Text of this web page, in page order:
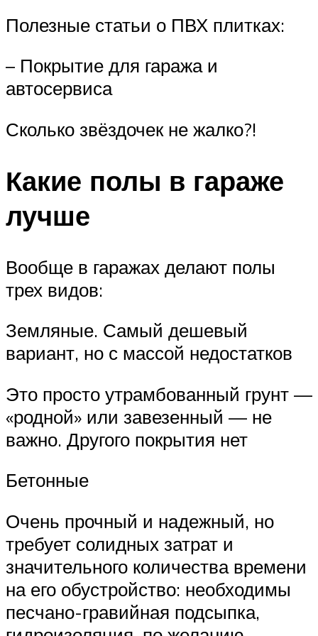
Полезные статьи о ПВХ плитках:
– Покрытие для гаража и
автосервиса
Сколько звёздочек не жалко?!
Какие полы в гараже
лучше
Вообще в гаражах делают полы
трех видов:
Земляные. Самый дешевый
вариант, но с массой недостатков
Это просто утрамбованный грунт —
«родной» или завезенный — не
важно. Другого покрытия нет
Бетонные
Очень прочный и надежный, но
требует солидных затрат и
значительного количества времени
на его обустройство: необходимы
песчано-гравийная подсыпка,